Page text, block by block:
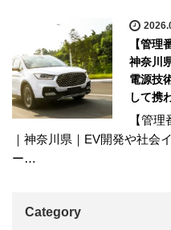
【管理
神奈川
電源技
して携
【管
｜神奈川県｜EV開発や社会
ー…
Category